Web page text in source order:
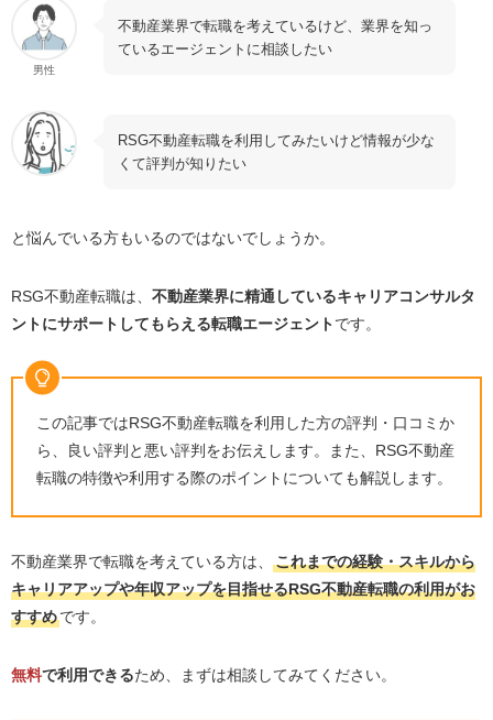
男性
不動産業界で転職を考えているけど、業界を知っ
ているエージェントに相談したい
RSG不動産転職を利用してみたいけど情報が少な
くて評判が知りたい
と悩んでいる方もいるのではないでしょうか。
RSG不動産転職は、 不動産業界に精通しているキャリアコンサルタ
ントにサポートしてもらえる転職エージェントです。
この記事ではRSG不動産転職を利用した方の評判・口コミか
ら、良い評判と悪い評判をお伝えします。また、 RSG不動産
転職の特徴や利用する際のポイントについても解説します。
不動産業界で転職を考えている方は、
これまでの経験・スキルから
キャリアアップや年収アップを目指せるRSG不動産転職の利用がお
すすめです。
無料で利用できるため、まずは相談してみてください。